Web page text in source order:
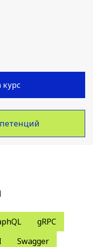
курс
gRPC
Swagger